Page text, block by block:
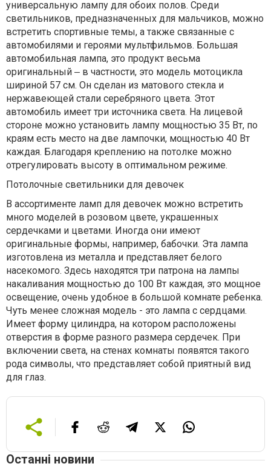
универсальную лампу для обоих полов. Среди
светильников, предназначенных для мальчиков, можно
встретить спортивные темы, а также связанные с
автомобилями и героями мультфильмов. Большая
автомобильная лампа, это продукт весьма
оригинальный ‒ в частности, это модель мотоцикла
шириной 57 см. Он сделан из матового стекла и
нержавеющей стали серебряного цвета. Этот
автомобиль имеет три источника света. На лицевой
стороне можно установить лампу мощностью 35 Вт, по
краям есть место на две лампочки, мощностью 40 Вт
каждая. Благодаря креплению на потолке можно
отрегулировать высоту в оптимальном режиме.
Потолочные светильники для девочек
В ассортименте ламп для девочек можно встретить
много моделей в розовом цвете, украшенных
сердечками и цветами. Иногда они имеют
оригинальные формы, например, бабочки. Эта лампа
изготовлена из металла и представляет белого
насекомого. Здесь находятся три патрона на лампы
накаливания мощностью до 100 Вт каждая, это мощное
освещение, очень удобное в большой комнате ребенка.
Чуть менее сложная модель - это лампа с сердцами.
Имеет форму цилиндра, на котором расположены
отверстия в форме разного размера сердечек. При
включении света, на стенах комнаты появятся такого
рода символы, что представляет собой приятный вид
для глаз.
Останні новини